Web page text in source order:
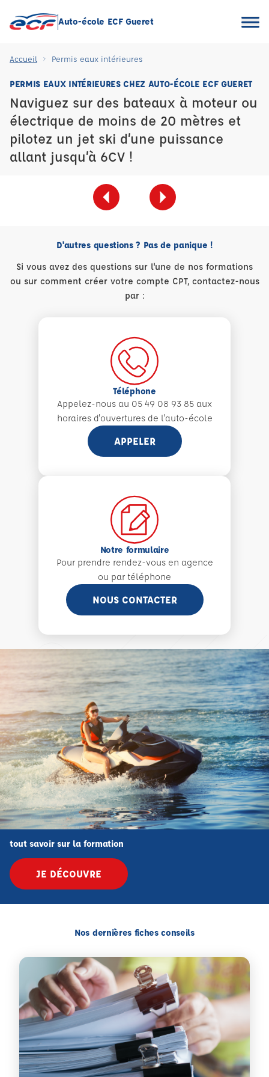
Auto-école ECF Gueret
Accueil Permis eaux intérieures
PERMIS EAUX INTÉRIEURES CHEZ AUTO-ÉCOLE ECF GUERET
Naviguez sur des bateaux à moteur ou
électrique de moins de 20 mètres et
pilotez un jet ski d’une puissance
allant jusqu’à 6CV !
D'autres questions ? Pas de panique !
Si vous avez des questions sur l'une de nos formations
ou sur comment créer votre compte CPT, contactez-nous
par :
Téléphone
Appelez-nous au 05 49 08 93 85 aux
horaires d'ouvertures de l'auto-école
APPELER
Notre formulaire
Pour prendre rendez-vous en agence
ou par téléphone
NOUS CONTACTER
tout savoir sur la formation
JE DÉCOUVRE
Nos dernières fiches conseils